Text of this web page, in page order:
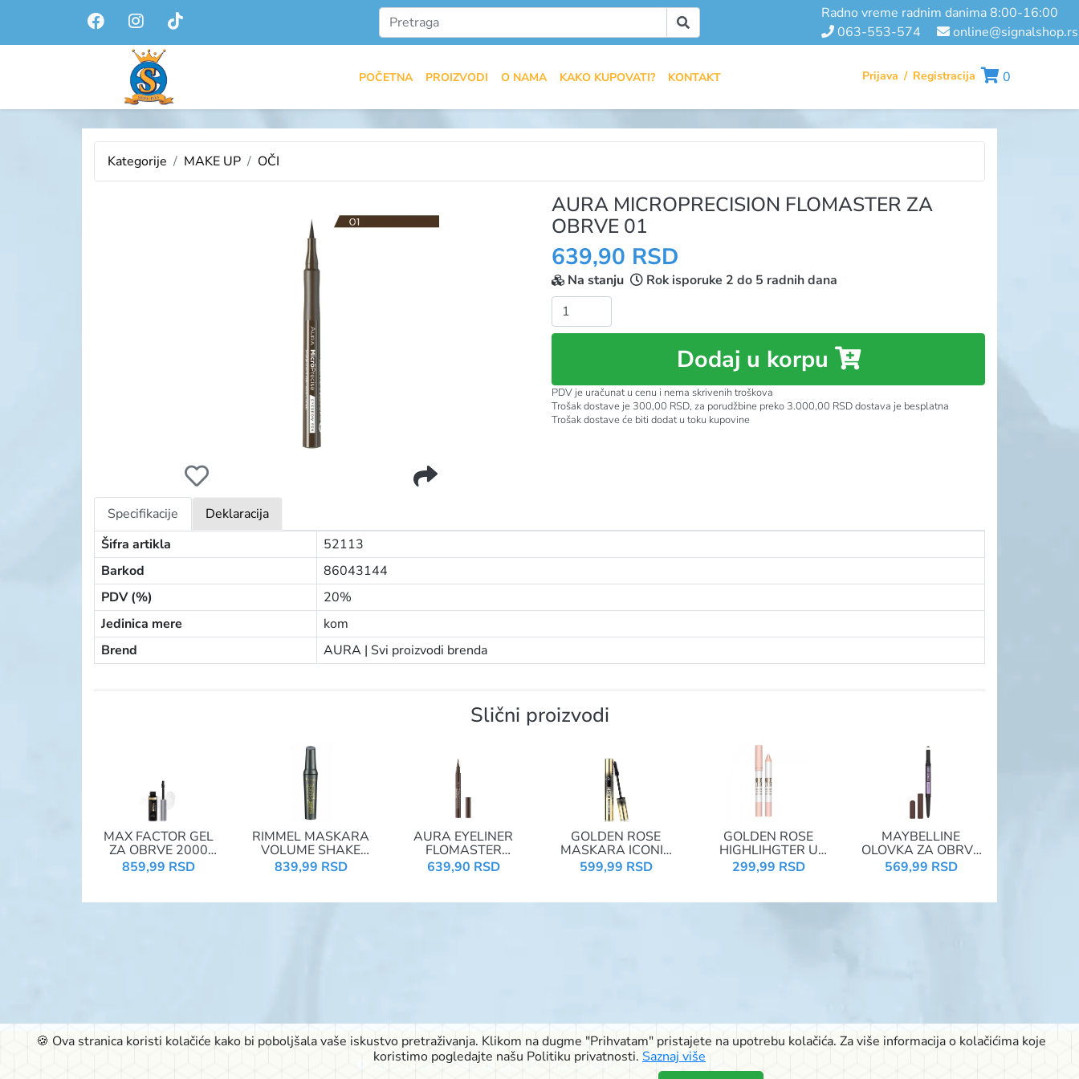
radno vreme radnim danima 8:00-16:00
063-553-574
online@signalshop.rs
POČETNA PROIZVODI O NAMA KAKO KUPOVATI? KONTAKT Prijava / Registracija 0
Kategorije MAKE UP OČI
AURA MICROPRECISION FLOMASTER ZA
OBRVE 01
639,90 RSD
Na stanju
Rok isporuke 2 do 5 radnih dana
Količina:
Dodaj u korpu
PDV je uračunat u cenu i nema skrivenih troškova
Trošak dostave je 300,00 RSD, za porudžbine preko 3.000,00 RSD dostava je besplatna
Trošak dostave će biti dodat u toku kupovine
Specifikacije
Deklaracija
Šifra artikla
52113
Barkod
86043144
PDV (%)
20%
Jedinica mere
kom
Brend
AURA | Svi proizvodi brenda
Slični proizvodi
MAX FACTOR GEL
ZA OBRVE 2000
CALORIE BROW
SCULPT CLEAR
859,99 RSD
RIMMEL MASKARA
VOLUME SHAKE
9ML BLACK
839,99 RSD
AURA EYELINER
FLOMASTER
BROWN&PERFECT
639,90 RSD
GOLDEN ROSE
MASKARA ICONIC
LASH INTENSE
BLACK
599,99 RSD
GOLDEN ROSE
HIGHLIHGTER U
OLOVCI NUDE LOOK
NUDE RADIANCE
299,99 RSD
MAYBELLINE
OLOVKA ZA OBRVE
SATIN DUO EXPRESS
569,99 RSD
© 2026 Signal doo Subotica
Rudić ulica 6,Pačirski put 48,Blaška Rajića 11,Kireška 90K
🍪 Ova stranica koristi kolačiće kako bi poboljšala vaše iskustvo pretraživanja. Klikom na dugme "Prihvatam" pristajete na upotrebu kolačića. Za više informacija o kolačićima koje
koristimo pogledajte našu Politiku privatnosti. Saznaj više